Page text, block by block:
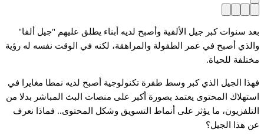
بعد سنوات كبر جيل الألفية وأصبح لديه أبناء يطلق عليهم "جيل ألفا"
والذي أصبح في عمر الطفولة والمراهقة، لكنه في الوقت نفسه له رؤية
مختلفة للحياة.
فهذا الجيل الذي كبر وسط طفرة تكنولوجية أصبح لديه نمطا مغايرا في
استهلاك المحتوى يعتمد بصورة أكبر على منصات البث المباشر بدلا من
التلفزيون، ما يؤثر على أنماط التسويق وشكل المحتوى.. فماذا نعرف
عن هذا الجيل؟